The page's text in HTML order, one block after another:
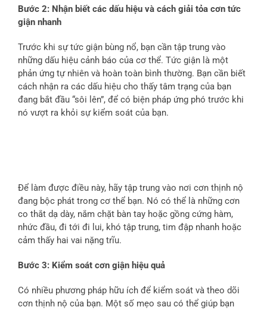
Bước 2: Nhận biết các dấu hiệu và cách giải tỏa cơn tức
giận nhanh
Trước khi sự tức giận bùng nổ, bạn cần tập trung vào
những dấu hiệu cảnh báo của cơ thể. Tức giận là một
phản ứng tự nhiên và hoàn toàn bình thường. Bạn cần biết
cách nhận ra các dấu hiệu cho thấy tâm trạng của bạn
đang bắt đầu “sôi lên”, để có biện pháp ứng phó trước khi
nó vượt ra khỏi sự kiểm soát của bạn.
Để làm được điều này, hãy tập trung vào nơi cơn thịnh nộ
đang bộc phát trong cơ thể bạn. Nó có thể là những cơn
co thắt dạ dày, nắm chặt bàn tay hoặc gồng cứng hàm,
nhức đầu, đi tới đi lui, khó tập trung, tim đập nhanh hoặc
cảm thấy hai vai nặng trĩu.
Bước 3: Kiểm soát cơn giận hiệu quả
Có nhiều phương pháp hữu ích để kiểm soát và theo dõi
cơn thịnh nộ của bạn. Một số mẹo sau có thể giúp bạn